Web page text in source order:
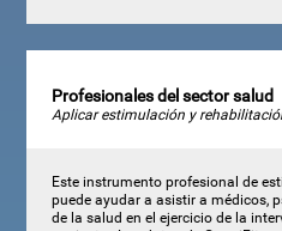
Profesionales del sector salud
Aplicar estimulación y
Este instrumento profesional de
puede ayudar a asistir a médicos,
de la salud en el ejercicio de la